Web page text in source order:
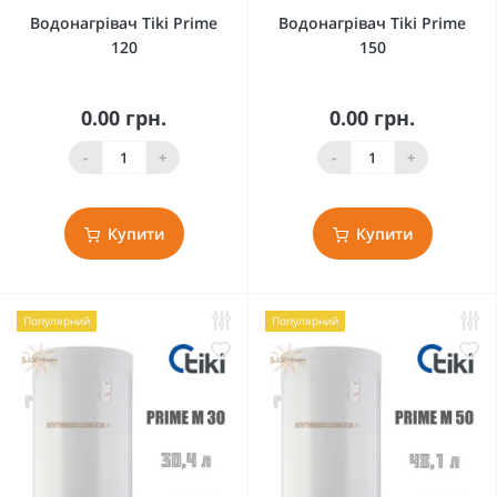
Водонагрівач Tiki Prime
120
0.00 грн.
- +
Купити
Водонагрівач Tiki Prime
150
0.00 грн.
- +
Купити
Популярний Популярний